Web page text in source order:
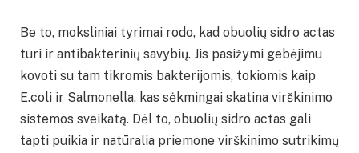
Be to, moksliniai tyrimai rodo, kad obuolių sidro actas
turi ir antibakterinių savybių. Jis pasižymi gebėjimu
kovoti su tam tikromis bakterijomis, tokiomis kaip
E.coli ir Salmonella, kas sėkmingai skatina virškinimo
sistemos sveikatą. Dėl to, obuolių sidro actas gali
tapti puikia ir natūralia priemone virškinimo sutrikimų